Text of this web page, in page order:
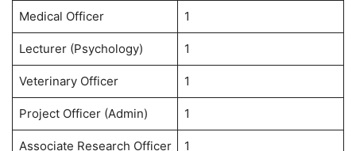
Medical Officer 1
Lecturer (Psychology) 1
Veterinary Officer 1
Project Officer (Admin) 1
Associate Research Officer 1